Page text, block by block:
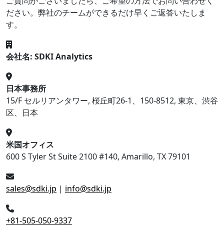
ださい。弊社のチームができるだけ早くご返答いたしま
す。
会社名: SDKI Analytics
日本事務所
15/F セルリアンタワー, 桜丘町26-1、150-8512, 東京、渋谷
区、日本
米国オフィス
600 S Tyler St Suite 2100 #140, Amarillo, TX 79101
sales@sdki.jp | info@sdki.jp
+81-505-050-9337